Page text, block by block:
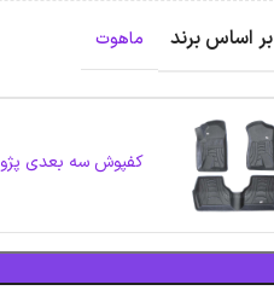
بر اساس برند ماهوت
کفپوش سه بعدی پژو 405 پژو پارس و سمند لاکچری ماهوت - مشکی